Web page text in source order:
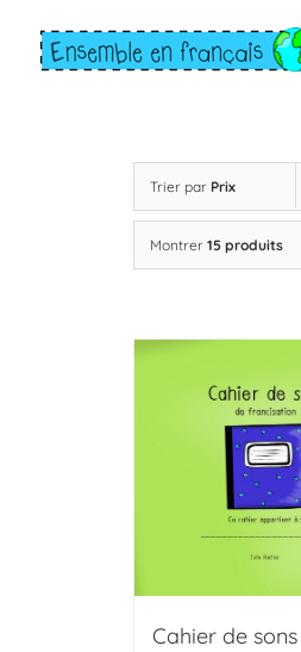
content
Trier par Prix
Montrer 15 produits
Cahier de